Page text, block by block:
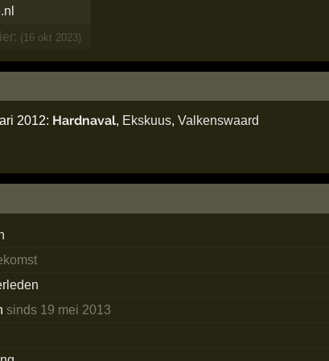
(16 okt 2023)
2012: Hardnaval, Ekskuus, Valkenswaard
sinds 19 mei 2013